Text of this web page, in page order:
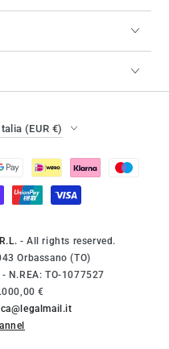
- All rights reserved.
Orbassano (TO)
N.REA: TO-1077527
€
(EUR €)